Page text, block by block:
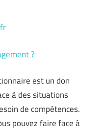
?
est un don
à des situations
de compétences.
pouvez faire face à